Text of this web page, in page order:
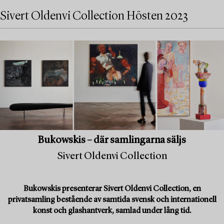
Sivert Oldenvi Collection Hösten 2023
Bukowskis – där samlingarna säljs
Sivert Oldenvi Collection
Bukowskis presenterar Sivert Oldenvi Collection, en
privatsamling bestående av samtida svensk och internationell
konst och glashantverk, samlad under lång tid.